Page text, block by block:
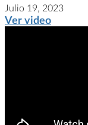
Julio 19, 2023
Ver video